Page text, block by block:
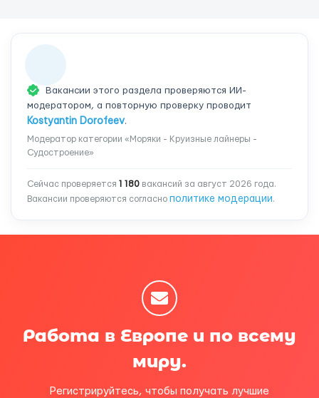
Вакансии этого раздела проверяются ИИ-
модератором, а повторную проверку проводит
Kostyantin Dorofeev.
Модератор категории «Моряки - Круизные лайнеры -
Судостроение»
Сейчас проверяется 1 180 вакансий за август 2026 года.
Вакансии проверяются согласно политике модерации.
Работа в Европе и по всему
миру.
Регистрируйтесь, чтобы получать лучшие